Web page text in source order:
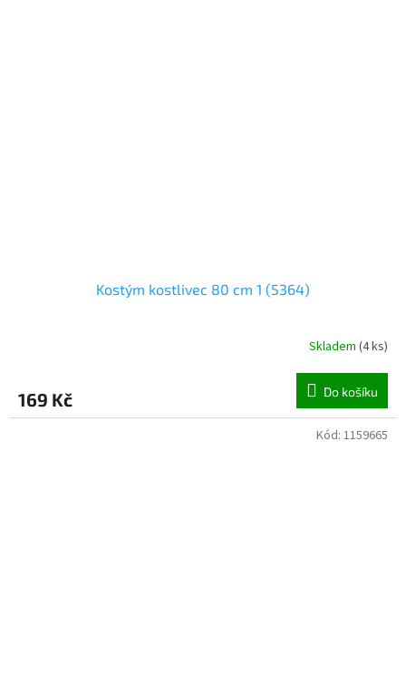
Kostým kostlivec 80 cm 1 (5364)
Skladem (4 ks)
169 Kč Do košíku
Kód: 1159665